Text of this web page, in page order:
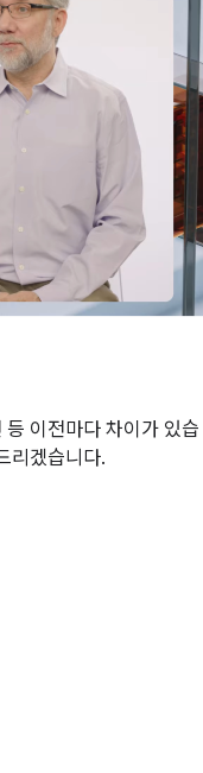
이전마다 차이가 있습
리겠습니다.